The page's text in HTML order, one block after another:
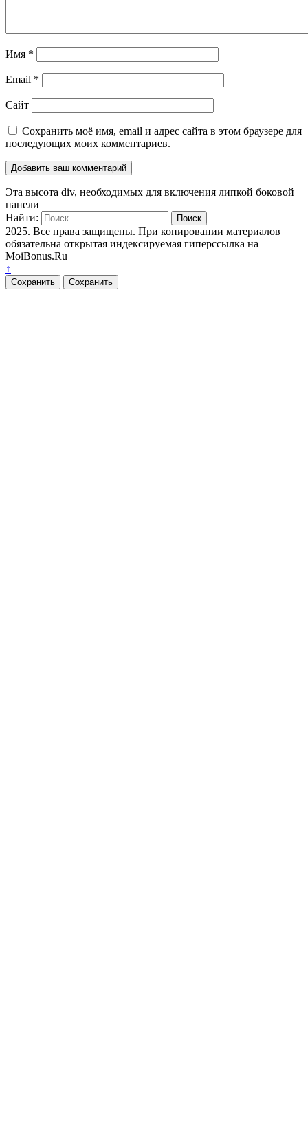
Имя *
Email *
Сайт
Сохранить моё имя, email и адрес сайта в этом браузере для
последующих моих комментариев.
Эта высота div, необходимых для включения липкой боковой
панели
Найти:
2025. Все права защищены. При копировании материалов
обязательна открытая индексируемая гиперссылка на
MoiBonus.Ru
↑